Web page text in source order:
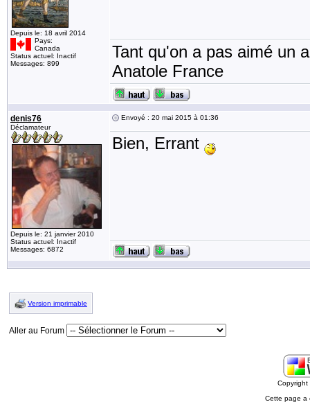
Depuis le: 18 avril 2014
Pays:
Canada
Status actuel: Inactif
Messages: 899
Tant qu'on a pas aimé un
Anatole France
denis76
Déclamateur
Depuis le: 21 janvier 2010
Status actuel: Inactif
Messages: 6872
Envoyé : 20 mai 2015 à 01:36
Bien, Errant
Version imprimable
Aller au Forum
Cette page a